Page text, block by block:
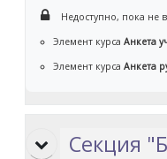
Недоступно, пока не
Элемент курсаАнкета
Элемент курсаАнкета
Секция